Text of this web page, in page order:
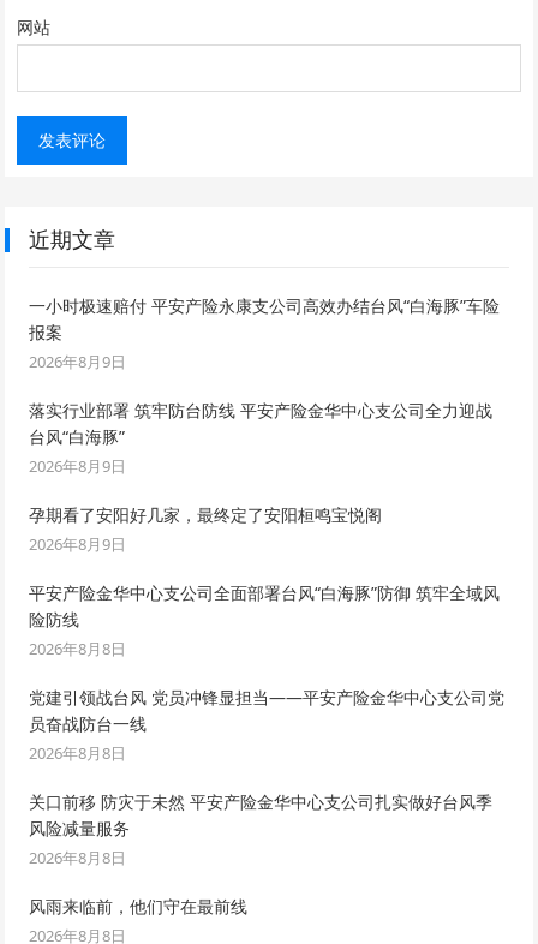
网站
近期文章
一小时极速赔付 平安产险永康支公司高效办结台风“白海豚”车险
报案
2026年8月9日
落实行业部署 筑牢防台防线 平安产险金华中心支公司全力迎战
台风“白海豚”
2026年8月9日
孕期看了安阳好几家，最终定了安阳桓鸣宝悦阁
2026年8月9日
平安产险金华中心支公司全面部署台风“白海豚”防御 筑牢全域风
险防线
2026年8月8日
党建引领战台风 党员冲锋显担当——平安产险金华中心支公司党
员奋战防台一线
2026年8月8日
关口前移 防灾于未然 平安产险金华中心支公司扎实做好台风季
风险减量服务
2026年8月8日
风雨来临前，他们守在最前线
2026年8月8日